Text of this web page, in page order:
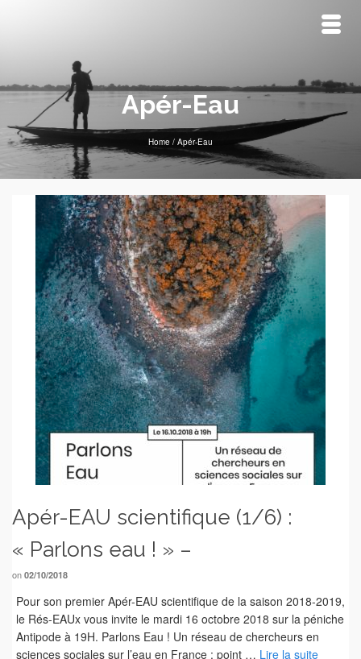
Apér-Eau
Home / Apér-Eau
Apér-EAU scientifique (1/6) :
« Parlons eau ! » –
on 02/10/2018
Pour son premier Apér-EAU scientifique de la saison 2018-2019,
le Rés-EAUx vous invite le mardi 16 octobre 2018 sur la péniche
Antipode à 19H. Parlons Eau ! Un réseau de chercheurs en
sciences sociales sur l’eau en France : point … Lire la suite